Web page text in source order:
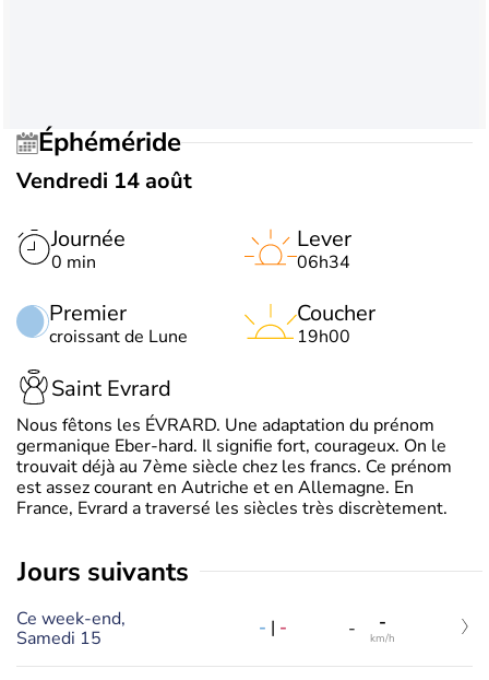
Éphéméride
Vendredi 14 août
Journée
0 min
Premier
croissant de Lune
Lever
06h34
Coucher
19h00
Saint Evrard
Nous fêtons les ÉVRARD. Une adaptation du prénom
germanique Eber-hard. Il signifie fort, courageux. On le
trouvait déjà au 7ème siècle chez les francs. Ce prénom
est assez courant en Autriche et en Allemagne. En
France, Evrard a traversé les siècles très discrètement.
jours suivants
Ce week-end,
Samedi 15
- | - - -
km/h